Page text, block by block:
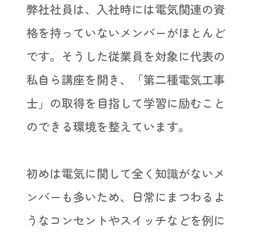
弊社社員は、入社時には電気関連の資
格を持っていないメンバーがほとんど
です。そうした従業員を対象に代表の
私自ら講座を開き、「第二種電気工事
士」の取得を目指して学習に励むこと
のできる環境を整えています。
初めは電気に関して全く知識がないメ
ンバーも多いため、日常にまつわるよ
うなコンセントやスイッチなどを例に